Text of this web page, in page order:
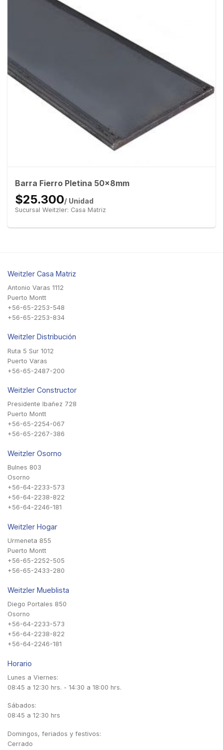
Barra Fierro Pletina 50x8mm
$25.300/ Unidad
Sucursal Weitzler: Casa Matriz
Weitzler Casa Matriz
Antonio Varas 1112
Puerto Montt
+56-65-2253-548
+56-65-2253-834
Weitzler Distribución
Ruta 5 Sur 1012
Puerto Varas
+56-65-2487-200
Weitzler Constructor
Presidente Ibañez 728
Puerto Montt
+56-65-2254-067
+56-65-2267-386
Weitzler Osorno
Bulnes 803
Osorno
+56-64-2233-573
+56-64-2238-822
+56-64-2246-181
Weitzler Hogar
Urmeneta 855
Puerto Montt
+56-65-2252-505
+56-65-2433-280
Weitzler Mueblista
Diego Portales 850
Osorno
+56-64-2233-573
+56-64-2238-822
+56-64-2246-181
Horario
Lunes a Viernes:
08:45 a 12:30 hrs. - 14:30 a 18:00 hrs.
Sábados:
08:45 a 12:30 hrs
Domingos, feriados y festivos:
Cerrado